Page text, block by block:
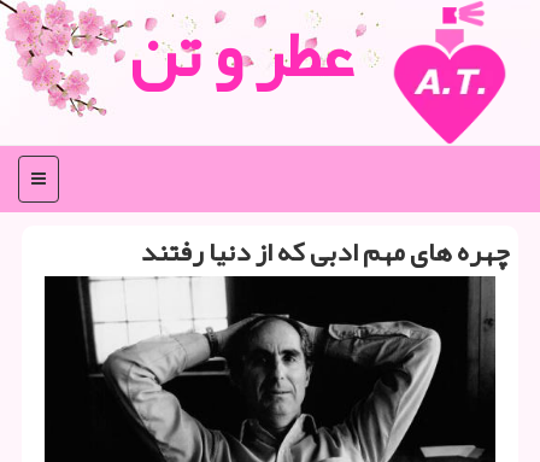
عطر و تن
منو
چهره های مهم ادبی كه از دنیا رفتند